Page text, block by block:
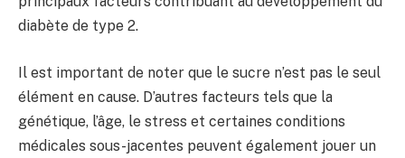
diabète de type 2.
Il est important de noter que le sucre n’est pas le seul
élément en cause. D’autres facteurs tels que la
génétique, l’âge, le stress et certaines conditions
médicales sous-jacentes peuvent également jouer un